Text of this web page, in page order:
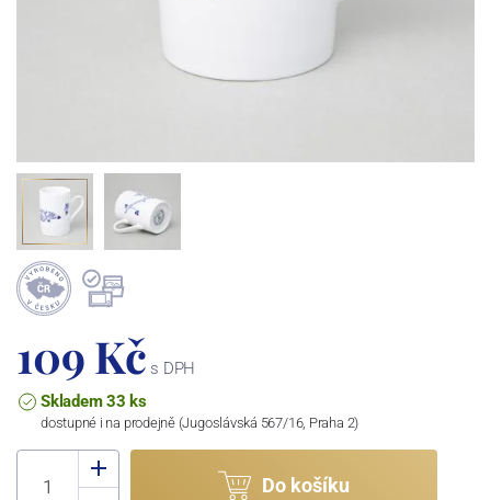
109 Kč s DPH
Skladem 33 ks
dostupné i na prodejně (Jugoslávská 567/16, Praha 2)
Do košíku